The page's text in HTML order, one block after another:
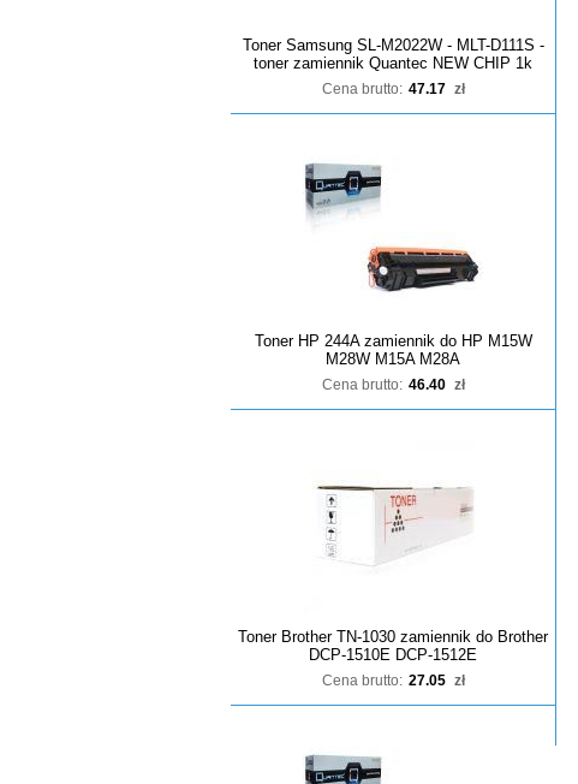
Toner Samsung SL-M2022W - MLT-D111S -
toner zamiennik Quantec NEW CHIP 1k
Cena brutto: 47.17 zł
Toner HP 244A zamiennik do HP M15W
M28W M15A M28A
Cena brutto: 46.40 zł
Toner Brother TN-1030 zamiennik do Brother
DCP-1510E DCP-1512E
Cena brutto: 27.05 zł